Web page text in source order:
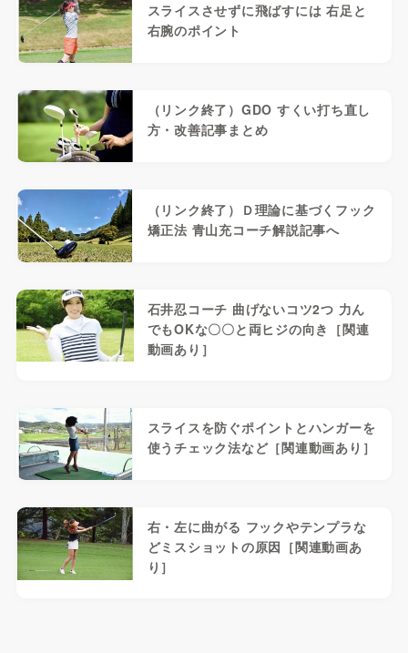
スライスさせずに飛ばすには 右足と
右腕のポイント
（リンク終了）GDO すくい打ち直し
方・改善記事まとめ
（リンク終了）Ｄ理論に基づくフック
矯正法 青山充コーチ解説記事へ
石井忍コーチ 曲げないコツ2つ 力ん
でもOKな〇〇と両ヒジの向き［関連
動画あり］
スライスを防ぐポイントとハンガーを
使うチェック法など［関連動画あり］
右・左に曲がる フックやテンプラな
どミスショットの原因［関連動画あ
り］